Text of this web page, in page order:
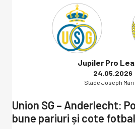
Jupiler Pro
24.05.2026
Stade Joseph
Union SG – Anderlecht:
bune pariuri și cote